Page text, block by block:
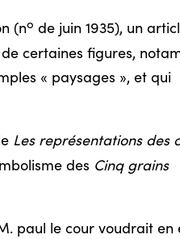
(no de juin 1935), un
certaines figures,
« paysages », et qui
Les représentations des
des Cinq grains
paul le cour voudrait en